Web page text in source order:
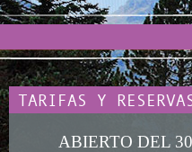
TARIFAS Y
ABIERTO DEL